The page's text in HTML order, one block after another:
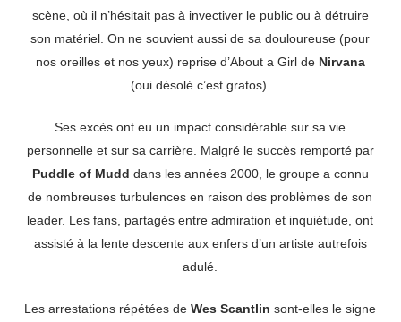
scène, où il n’hésitait pas à invectiver le public ou à détruire
son matériel. On ne souvient aussi de sa douloureuse (pour
nos oreilles et nos yeux) reprise d’About a Girl de Nirvana
(oui désolé c’est gratos).
Ses excès ont eu un impact considérable sur sa vie
personnelle et sur sa carrière. Malgré le succès remporté par
Puddle of Mudd dans les années 2000, le groupe a connu
de nombreuses turbulences en raison des problèmes de son
leader. Les fans, partagés entre admiration et inquiétude, ont
assisté à la lente descente aux enfers d’un artiste autrefois
adulé.
Les arrestations répétées deWes Scantlin sont-elles le signe